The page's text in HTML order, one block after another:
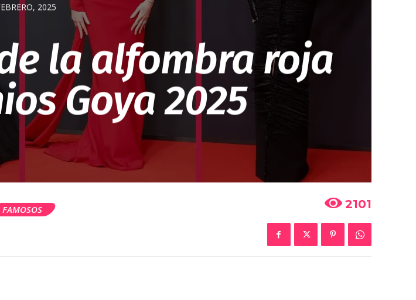
2025
la alfombra roja
Goya 2025
FAMOSOS 2101